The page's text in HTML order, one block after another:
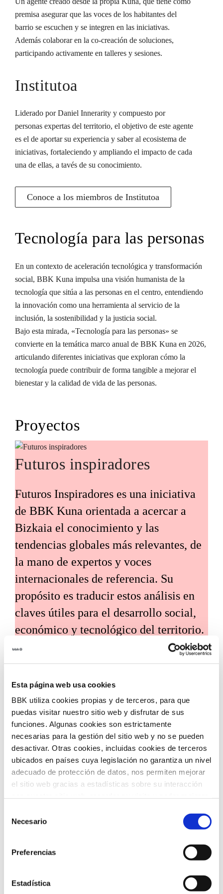
Esta página web usa cookies
BBK utiliza cookies propias y de terceros, para que
puedas visitar nuestro sitio web y disfrutar de sus
funciones. Algunas cookies son estrictamente
necesarias para la gestión del sitio web y no se pueden
desactivar. Otras cookies, incluidas cookies de terceros
ubicados en países cuya legislación no garantiza un nivel
adecuado de protección de datos, nos permiten mejorar
el sitio web gracias a estadísticas sobre su interacción
el uso que haga del sitio web con nuestros partners de
información que les haya proporcionado o que hayan
recopilado a partir del uso que haya hecho de sus
preferencias.
Necesario
Preferencias
Estadística
premisa asegurar que las voces de los habitantes del
barrio se escuchen y se integren en las iniciativas.
Además colaborar en la co-creación de soluciones,
participando activamente en talleres y sesiones.
Institutoa
Liderado por Daniel Innerarity y compuesto por
personas expertas del territorio, el objetivo de este agente
es el de aportar su experiencia y saber al ecosistema de
iniciativas, fortaleciendo y ampliando el impacto de cada
una de ellas, a tavés de su conocimiento.
Conoce a los miembros de Institutoa
Tecnología para las personas
En un contexto de aceleración tecnológica y transformación
social, BBK Kuna impulsa una visión humanista de la
tecnología que sitúa a las personas en el centro, entendiendo
la innovación como una herramienta al servicio de la
inclusión, la sostenibilidad y la justicia social.
Bajo esta mirada, «Tecnología para las personas» se
convierte en la temática marco anual de BBK Kuna en 2026,
articulando diferentes iniciativas que exploran cómo la
tecnología puede contribuir de forma tangible a mejorar el
bienestar y la calidad de vida de las personas.
Proyectos
Futuros inspiradores
Futuros Inspiradores es una iniciativa
de BBK Kuna orientada a acercar a
Bizkaia el conocimiento y las
tendencias globales más relevantes, de
la mano de expertos y voces
internacionales de referencia. Su
propósito es traducir estos análisis en
claves útiles para el desarrollo social,
económico y tecnológico del territorio.
Convocatoria de ayudas
Convocatoria de ayudas para impulsar
la incorporación de tecnologías
innovadoras en entidades del tercer
sector, con el objetivo de acelerar la
territorio.